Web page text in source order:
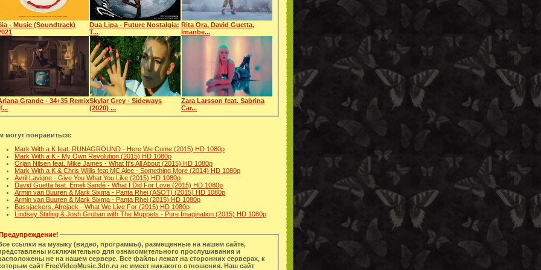
- Music (Soundtrack)
Dua Lipa - Future Nostalgia:
T...
Rita Ora, David Guetta,
Imanbe...
Grande - 34+35 RemixSkylar Grey - Sideways
(2020) ...
Zara Larsson feat. Sabrina
Car...
могут понравиться:
Mark With a K feat. RUNAGROUND - Here We Come (2015) HD 1080p
Mark With a K - My Own Revolution (2015) HD 1080p
Orjan Nilsen feat. Mike James - What It's All About (2015) HD 1080p
Mark With a K & Chris Willis feat MC Alee - Something More (2014) HD 1080p
Avril Lavigne - Give You What You Like (2015) HD 1080p
David Guetta feat. Emeli Sandé - What I Did For Love (2015) HD 1080p
Armin van Buuren & Mark Sixma - Panta Rhei (ASOT) (2015) HD 1080p
Armin van Buuren & Mark Sixma - Panta Rhei (2015) HD 1080p
Bassjackers, Afrojack - What We Live For (2015) HD 1080p
Lindsey Stirling & Josh Groban with The Muppets - Pure Imagination (2015) HD 1080p
ссылки на музыку (видео, программы), размещенные на нашем сайте,
исключительно для ознакомительного прослушивания и
не на нашем сервере. Все файлы лежат на сторонних серверах, к
сайт FreeVideoMusic.3dn.ru не имеет никакого отношения. Наш сайт